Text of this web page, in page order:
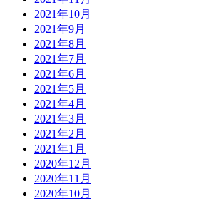
2021年10月
2021年9月
2021年8月
2021年7月
2021年6月
2021年5月
2021年4月
2021年3月
2021年2月
2021年1月
2020年12月
2020年11月
2020年10月